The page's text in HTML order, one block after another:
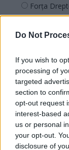
Do Not
If you wish to
processing of
targeted
section to
opt-out request
interest-based
us or personal
your opt-out.
disclosure of
Forța
REPER
SOS
POT
PACE (Peia)
Acțiunea
PDF
PUSL (D.